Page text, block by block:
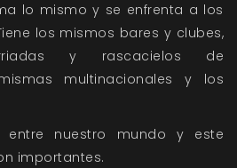
lo mismo y se enfrenta a los
los mismos bares y clubes,
y rascacielos de
multinacionales y los
entre nuestro mundo y este
importantes.